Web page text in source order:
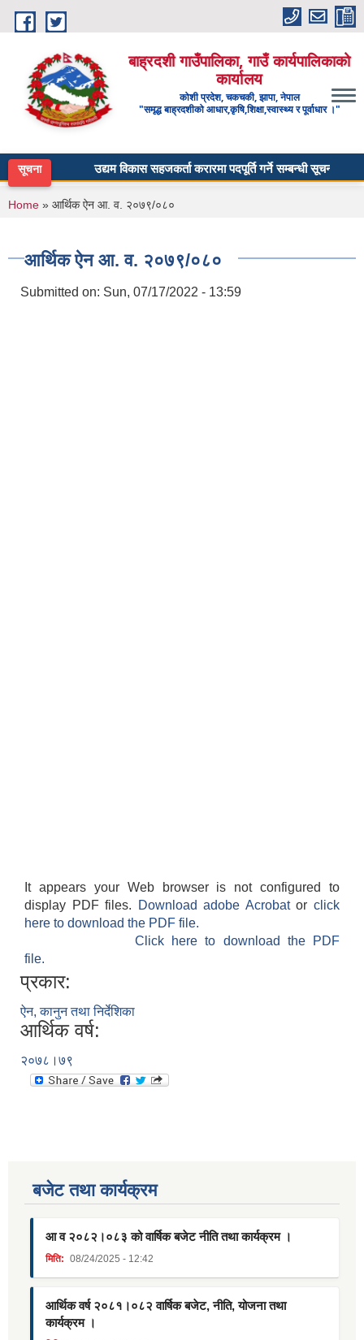
Skip to main content
बाह्रदशी गाउँपालिका, गाउँ कार्यपालिकाको
कार्यालय
कोशी प्रदेश, चकचकी, झापा, नेपाल
"समृद्ध बाह्रदशीको आधार,कृषि,शिक्षा,स्वास्थ्य र पूर्वाधार ।"
सूचना उद्यम विकास सहजकर्ता करारमा पदपूर्ति गर्ने सम्बन्धी सूचना ।
You are here
Home » आर्थिक ऐन आ. व. २०७९/०८०
आर्थिक ऐन आ. व. २०७९/०८०
Submitted on: Sun, 07/17/2022 - 13:59
It appears your Web browser is not configured to
display PDF files.
Download adobe Acrobatorclick
here to download the PDF file.
Click here to download the PDF
file.
प्रकार:
ऐन, कानुन तथा निर्देशिका
आर्थिक वर्ष:
२०७८।७९
बजेट तथा कार्यक्रम
आ व २०८२।०८३ को वार्षिक बजेट नीति तथा कार्यक्रम ।
मिति: 08/24/2025 - 12:42
आर्थिक वर्ष २०८१।०८२ वार्षिक बजेट, नीति, योजना तथा
कार्यक्रम ।